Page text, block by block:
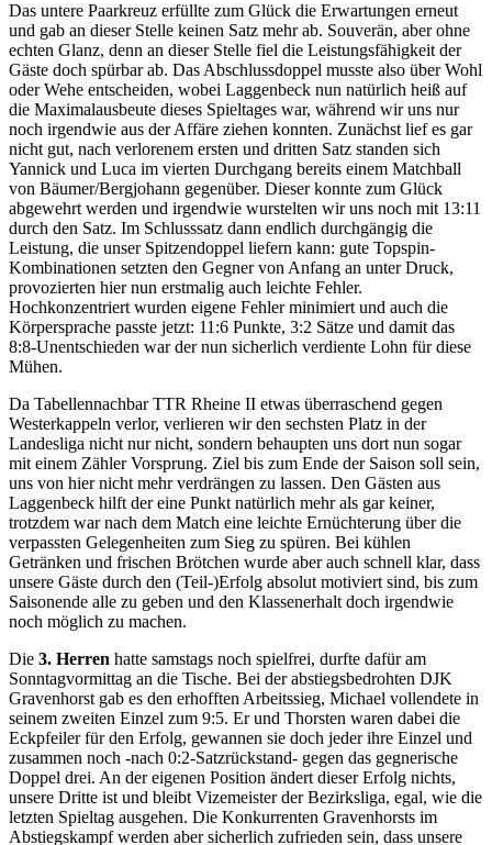
Das untere Paarkreuz erfüllte zum Glück die Erwartungen erneut
und gab an dieser Stelle keinen Satz mehr ab. Souverän, aber ohne
echten Glanz, denn an dieser Stelle fiel die Leistungsfähigkeit der
Gäste doch spürbar ab. Das Abschlussdoppel musste also über Wohl
oder Wehe entscheiden, wobei Laggenbeck nun natürlich heiß auf
die Maximalausbeute dieses Spieltages war, während wir uns nur
noch irgendwie aus der Affäre ziehen konnten. Zunächst lief es gar
nicht gut, nach verlorenem ersten und dritten Satz standen sich
Yannick und Luca im vierten Durchgang bereits einem Matchball
von Bäumer/Bergjohann gegenüber. Dieser konnte zum Glück
abgewehrt werden und irgendwie wurstelten wir uns noch mit 13:11
durch den Satz. Im Schlusssatz dann endlich durchgängig die
Leistung, die unser Spitzendoppel liefern kann: gute Topspin-
Kombinationen setzten den Gegner von Anfang an unter Druck,
provozierten hier nun erstmalig auch leichte Fehler.
Hochkonzentriert wurden eigene Fehler minimiert und auch die
Körpersprache passte jetzt: 11:6 Punkte, 3:2 Sätze und damit das
8:8-Unentschieden war der nun sicherlich verdiente Lohn für diese
Mühen.
Da Tabellennachbar TTR Rheine II etwas überraschend gegen
Westerkappeln verlor, verlieren wir den sechsten Platz in der
Landesliga nicht nur nicht, sondern behaupten uns dort nun sogar
mit einem Zähler Vorsprung. Ziel bis zum Ende der Saison soll sein,
uns von hier nicht mehr verdrängen zu lassen. Den Gästen aus
Laggenbeck hilft der eine Punkt natürlich mehr als gar keiner,
trotzdem war nach dem Match eine leichte Ernüchterung über die
verpassten Gelegenheiten zum Sieg zu spüren. Bei kühlen
Getränken und frischen Brötchen wurde aber auch schnell klar, dass
unsere Gäste durch den (Teil-)Erfolg absolut motiviert sind, bis zum
Saisonende alle zu geben und den Klassenerhalt doch irgendwie
noch möglich zu machen.
Die 3. Herren hatte samstags noch spielfrei, durfte dafür am
Sonntagvormittag an die Tische. Bei der abstiegsbedrohten DJK
Gravenhorst gab es den erhofften Arbeitssieg, Michael vollendete in
seinem zweiten Einzel zum 9:5. Er und Thorsten waren dabei die
Eckpfeiler für den Erfolg, gewannen sie doch jeder ihre Einzel und
zusammen noch -nach 0:2-Satzrückstand- gegen das gegnerische
Doppel drei. An der eigenen Position ändert dieser Erfolg nichts,
unsere Dritte ist und bleibt Vizemeister der Bezirksliga, egal, wie die
letzten Spieltag ausgehen. Die Konkurrenten Gravenhorsts im
Abstiegskampf werden aber sicherlich zufrieden sein, dass unsere